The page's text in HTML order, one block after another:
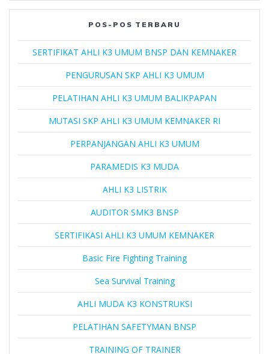
POS-POS TERBARU
SERTIFIKAT AHLI K3 UMUM BNSP DAN KEMNAKER
PENGURUSAN SKP AHLI K3 UMUM
PELATIHAN AHLI K3 UMUM BALIKPAPAN
MUTASI SKP AHLI K3 UMUM KEMNAKER RI
PERPANJANGAN AHLI K3 UMUM
PARAMEDIS K3 MUDA
AHLI K3 LISTRIK
AUDITOR SMK3 BNSP
SERTIFIKASI AHLI K3 UMUM KEMNAKER
Basic Fire Fighting Training
Sea Survival Training
AHLI MUDA K3 KONSTRUKSI
PELATIHAN SAFETYMAN BNSP
TRAINING OF TRAINER